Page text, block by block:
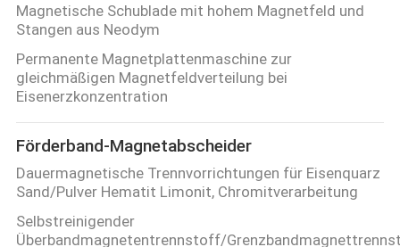
Magnetische Schublade mit hohem Magnetfeld und
Stangen aus Neodym
Permanente Magnetplattenmaschine zur
gleichmäßigen Magnetfeldverteilung bei
Eisenerzkonzentration
Förderband-Magnetabscheider
Dauermagnetische Trennvorrichtungen für Eisenquarz
Sand/Pulver Hematit Limonit, Chromitverarbeitung
Selbstreinigender
Überbandmagnetentrennstoff/